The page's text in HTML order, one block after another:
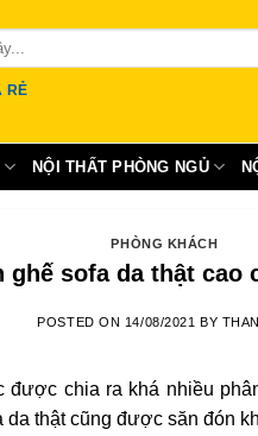
RẺ
NỘI THẤT PHÒNG NGỦ
PHÒNG KHÁCH
ghế sofa da thật cao
POSTED ON 14/08/2021 BY
chia ra khá nhiều
da thật cũng được săn đón